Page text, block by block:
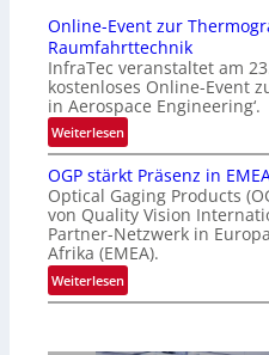
e
‚
H
y
p
e
r
s
p
e
c
t
r
t
e
r
n
a
t
o
n
a
l
V
i
i
Online-Event zur
Raumfahrttechnik
InfraTec veranstaltet am
kostenloses Online-Event
in Aerospace Engineering‘.
Weiterlesen:
O
n
l
i
n
e
-
OGP stärkt Präsenz in
Optical Gaging Products
von Quality Vision
Partner-Netzwerk in
Afrika (EMEA).
Weiterlesen:
O